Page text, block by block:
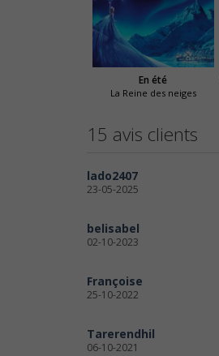
En été
La Reine des neiges
15 avis clients
lado2407
23-05-2025
belisabel
02-10-2023
Françoise
25-10-2022
Tarerendhil
06-10-2021